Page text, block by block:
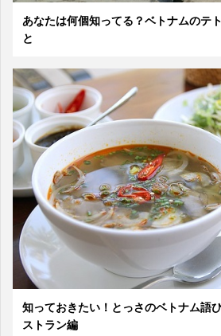
あなたは何個知ってる？ベトナムのテ
と
知っておきたい！とっさのベトナム
ストラン編